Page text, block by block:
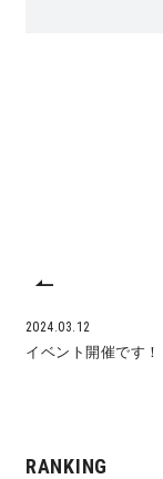
2024.03.12
イベント開催です！
RANKING